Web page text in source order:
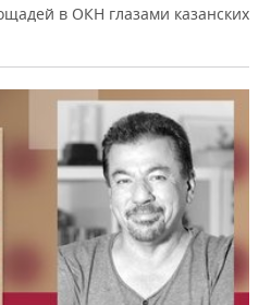
в ОКН глазами казанских